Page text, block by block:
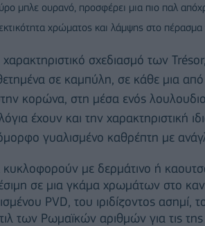
μπλε ουρανό, προσφέρει μια πιο παλ
χρώματος και λάμψης στο πέρασμα
σχεδιασμό των
σε καμπύλη, σε κάθε μια από
κορώνα, στη μέσα ενός
έχουν και την χαρακτηριστική
γυαλισμένο καθρέπτη με
με δερμάτινο ή
σε μια γκάμα χρωμάτων στο
PVD, του ιριδίζοντος ασημί,
των Ρωμαϊκών αριθμών για τις